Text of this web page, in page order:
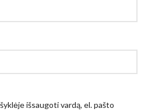
išsaugoti vardą, el. pašto